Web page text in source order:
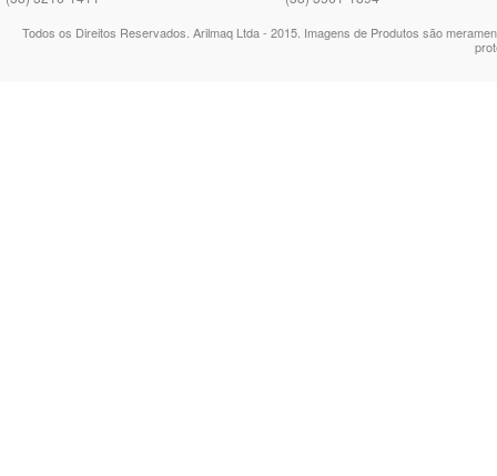
Todos os Direitos Reservados. Arilmaq Ltda - 2015. Imagens de Produtos são